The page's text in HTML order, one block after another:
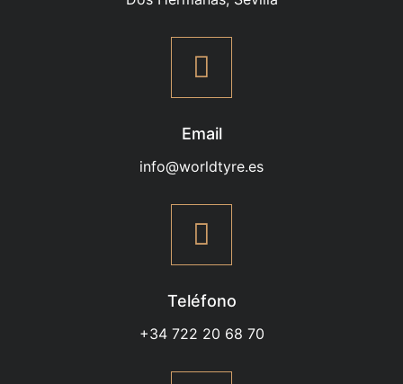
Email
info@worldtyre.es
Teléfono
+34 722 20 68 70